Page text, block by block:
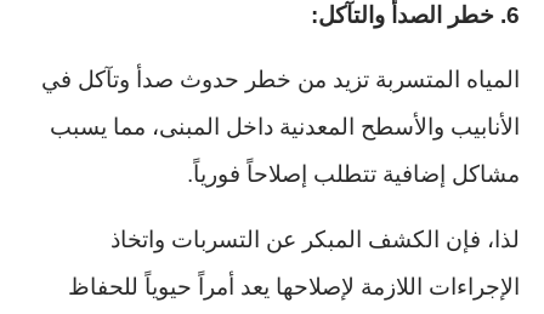
6. خطر الصدأ والتآكل:
المياه المتسربة تزيد من خطر حدوث صدأ وتآكل في
الأنابيب والأسطح المعدنية داخل المبنى، مما يسبب
مشاكل إضافية تتطلب إصلاحاً فورياً.
لذا، فإن الكشف المبكر عن التسربات واتخاذ
الإجراءات اللازمة لإصلاحها يعد أمراً حيوياً للحفاظ